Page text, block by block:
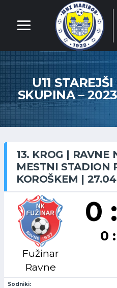
U11
SKUPINA –
13. KROG | RAVNE
MESTNI STADION
KOROŠKEM |
Fužinar
Ravne
0
0
Sodniki: